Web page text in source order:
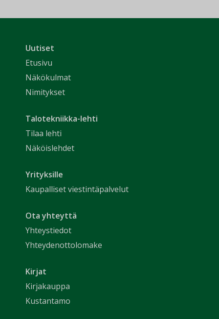
Uutiset
Etusivu
Näkökulmat
Nimitykset
Talotekniikka-lehti
Tilaa lehti
Näköislehdet
Yrityksille
Kaupalliset viestintäpalvelut
Ota yhteyttä
Yhteystiedot
Yhteydenottolomake
Kirjat
Kirjakauppa
Kustantamo